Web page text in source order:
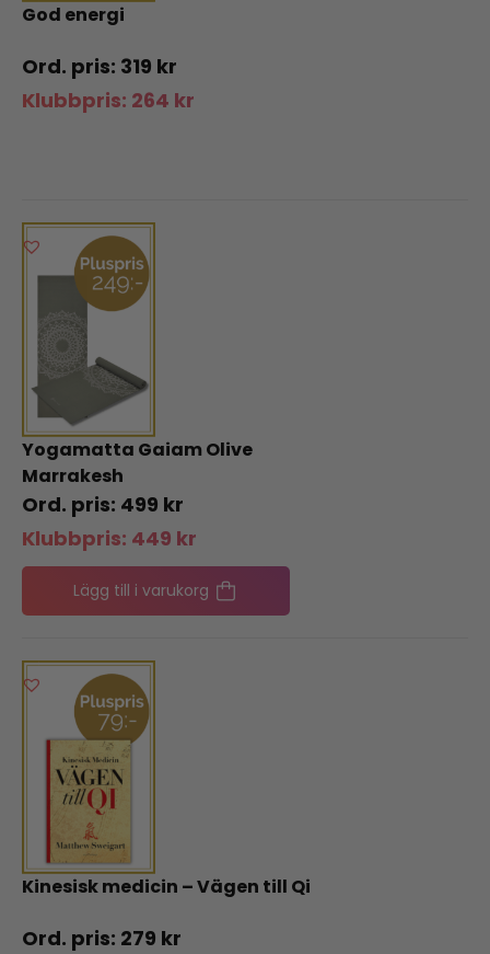
God energi
319 kr
Klubbpris: 264 kr
Yogamatta Gaiam Olive
Marrakesh
499 kr
Klubbpris: 449 kr
Lägg till i varukorg
Kinesisk medicin – Vägen till Qi
279 kr